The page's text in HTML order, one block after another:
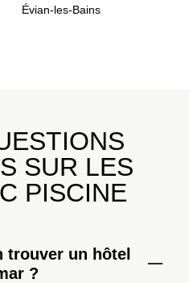
Évian-les-Bains
SUR LES
PISCINE
trouver un hôtel
?